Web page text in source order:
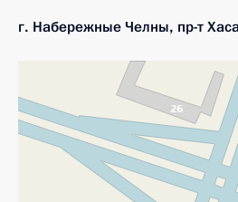
г. Набережные Челны, пр-т